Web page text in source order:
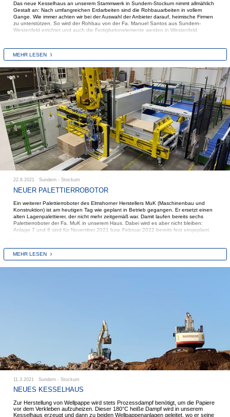
Das neue Kesselhaus an unserem Stammwerk in Sundern-Stockum nimmt allmählich
Gestalt an: Nach umfangreichen Erdarbeiten sind die Rohbauarbeiten in vollem
Gange. Wie immer achten wir bei der Auswahl der Anbieter darauf, heimische Firmen
zu unterstützen. So wird der Rohbau von der Fa. Manuel Santos aus Sundern-
Westenfeld errichtet und auch die Fertigbetonelemente werden in Westenfeld
MEHR LESEN
22.8.2021 Sundern - Stockum
NEUER PALETTIERROBOTOR
Ein weiterer Palettierroboter des Elmshorner Herstellers MuK (Maschinenbau und
Konstruktion) ist am heutigen Tag wie geplant in Betrieb gegangen. Er ersetzt einen
alten Lagenpalettierer, der nicht mehr zeitgemäß war. Damit laufen bereits sechs
Palettierroboter der Fa. MuK in unserem Haus. Dabei wird es aber nicht bleiben:
Anlage 7 und 8 sind für November 2021 bzw. Februar 2022 bereits fest eingeplant.
MEHR LESEN
11.3.2021 Sundern - Stockum
NEUES KESSELHAUS
Zur Herstellung von Wellpappe wird stets Prozessdampf benötigt, um die Papiere
vor dem Verkleben aufzuheizen. Dieser 180°C heiße Dampf wird in unserem
Kesselhaus erzeugt und dann zu beiden Wellpappenanlagen geleitet, wo er seine